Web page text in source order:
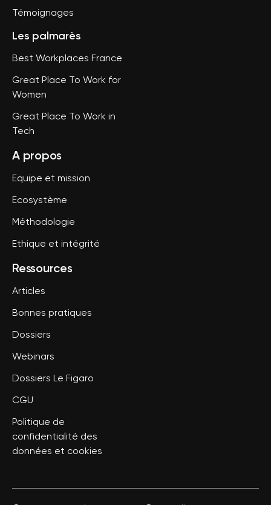
Témoignages
Les palmarès
Best Workplaces France
Great Place To Work for
Women
Great Place To Work in
Tech
A propos
Equipe et mission
Ecosystème
Méthodologie
Ethique et intégrité
Ressources
Articles
Bonnes pratiques
Dossiers
Webinars
Dossiers Le Figaro
CGU
Politique de
confidentialité des
données et cookies